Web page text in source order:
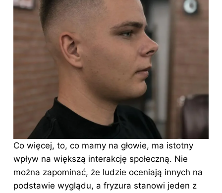
Co więcej, to, co mamy na głowie, ma istotny
wpływ na większą interakcję społeczną. Nie
można zapominać, że ludzie oceniają innych na
podstawie wyglądu, a fryzura stanowi jeden z